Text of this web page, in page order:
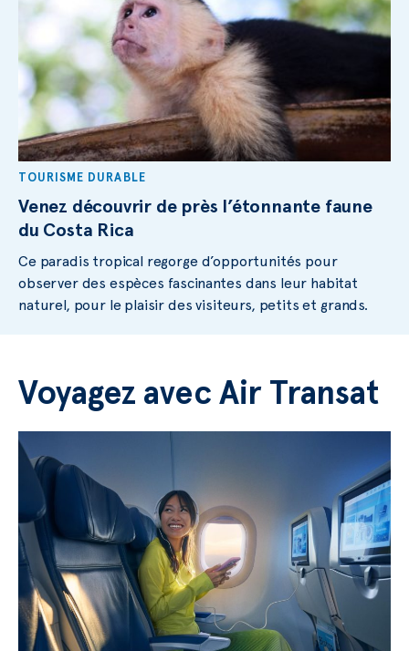
TOURISME DURABLE
Venez découvrir de près l’étonnante faune
du Costa Rica
Ce paradis tropical regorge d’opportunités pour
observer des espèces fascinantes dans leur habitat
naturel, pour le plaisir des visiteurs, petits et grands.
Voyagez avec Air Transat